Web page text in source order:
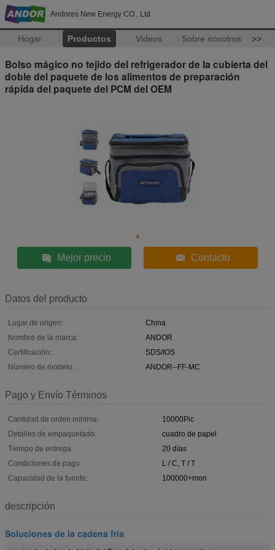
Andores New Energy CO., Ltd
Hogar Productos Videos Sobre nosotros >>
Bolso mágico no tejido del refrigerador de la cubierta del
doble del paquete de los alimentos de preparación
rápida del paquete del PCM del OEM
Mejor precio Contacto
Datos del producto
Lugar de origen:
China
Nombre de la marca:
ANDOR
Certificación:
SDS/IOS
Número de modelo:
ANDOR--FF-MC
Pago y Envío Términos
Cantidad de orden mínima:
10000Pic
Detalles de empaquetado:
cuadro de papel
Tiempo de entrega:
20 días
Condiciones de pago:
L / C, T / T
Capacidad de la fuente:
100000+mon
descripción
Soluciones de la cadena fría